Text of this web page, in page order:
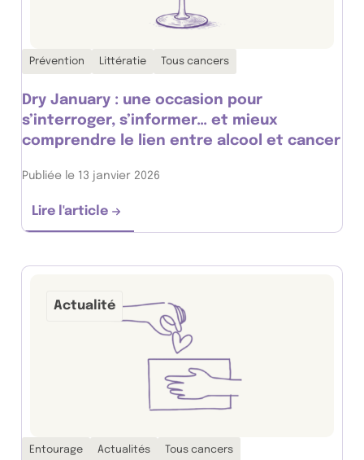
Thématiques associées :
Prévention Littératie Tous cancers
Dry January : une occasion pour
s’interroger, s’informer… et mieux
comprendre le lien entre alcool et cancer
Publiée le 13 janvier 2026
Lire l'article
Dry January : une occasion pour
Actualité
Thématiques associées :
Entourage Actualités Tous cancers